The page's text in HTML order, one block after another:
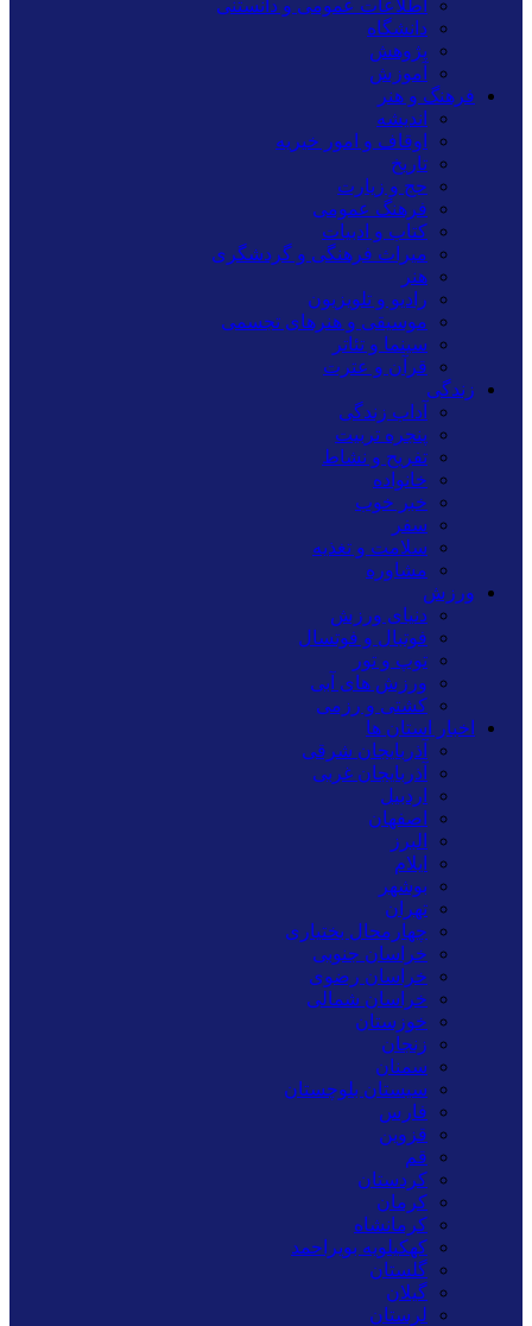
اطلاعات عمومی و دانستنی
دانشگاه
پژوهش
آموزش
فرهنگ و هنر
اندیشه
اوقاف و امور خیریه
تاریخ
حج و زیارت
فرهنگ عمومی
کتاب و ادبیات
میراث فرهنگی و گردشگری
هنر
رادیو و تلویزیون
موسیقی و هنرهای تجسمی
سینما و تئاتر
قرآن و عترت
زندگی
آداب زندگی
پنجره تربیت
تفریح و نشاط
خانواده
خبر خوب
سفر
سلامت و تغذیه
مشاوره
ورزش
دنیای ورزش
فوتبال و فوتسال
توپ و تور
ورزش های آبی
کشتی و رزمی
اخبار استان ها
آذربایجان شرقی
آذربایجان غربی
اردبیل
اصفهان
البرز
ایلام
بوشهر
تهران
چهارمحال بختیاری
خراسان جنوبی
خراسان رضوی
خراسان شمالی
خوزستان
زنجان
سمنان
سیستان بلوچستان
فارس
قزوین
قم
کردستان
کرمان
کرمانشاه
کهکیلویه بویراحمد
گلستان
گیلان
لرستان